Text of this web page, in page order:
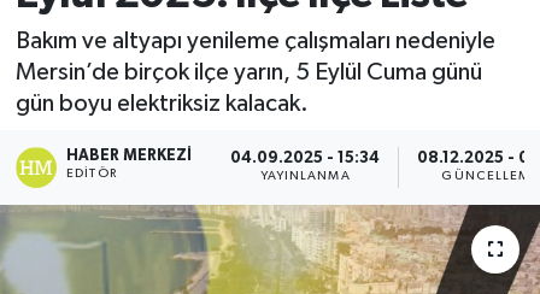
Bakım ve altyapı yenileme çalışmaları nedeniyle
Mersin’de birçok ilçe yarın, 5 Eylül Cuma günü
gün boyu elektriksiz kalacak.
HABER MERKEZI
EDITÖR
04.09.2025 - 15:34
YAYINLANMA
08.12.2025 -
GÜNCELLEME